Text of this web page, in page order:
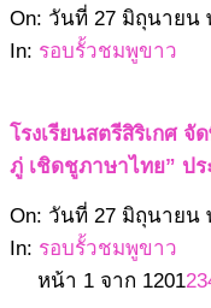
2569-
06-
On: วันที่ 27 มิถุนายน
In: รอบรั้วชมพูขาว
โรงเรียนสตรีสิริเกศ
ภู่ เชิดชูภาษาไทย” ปร
2569-
06-
On: วันที่ 27 มิถุนายน
In: รอบรั้วชมพูขาว
หน้า 1 จาก 120123